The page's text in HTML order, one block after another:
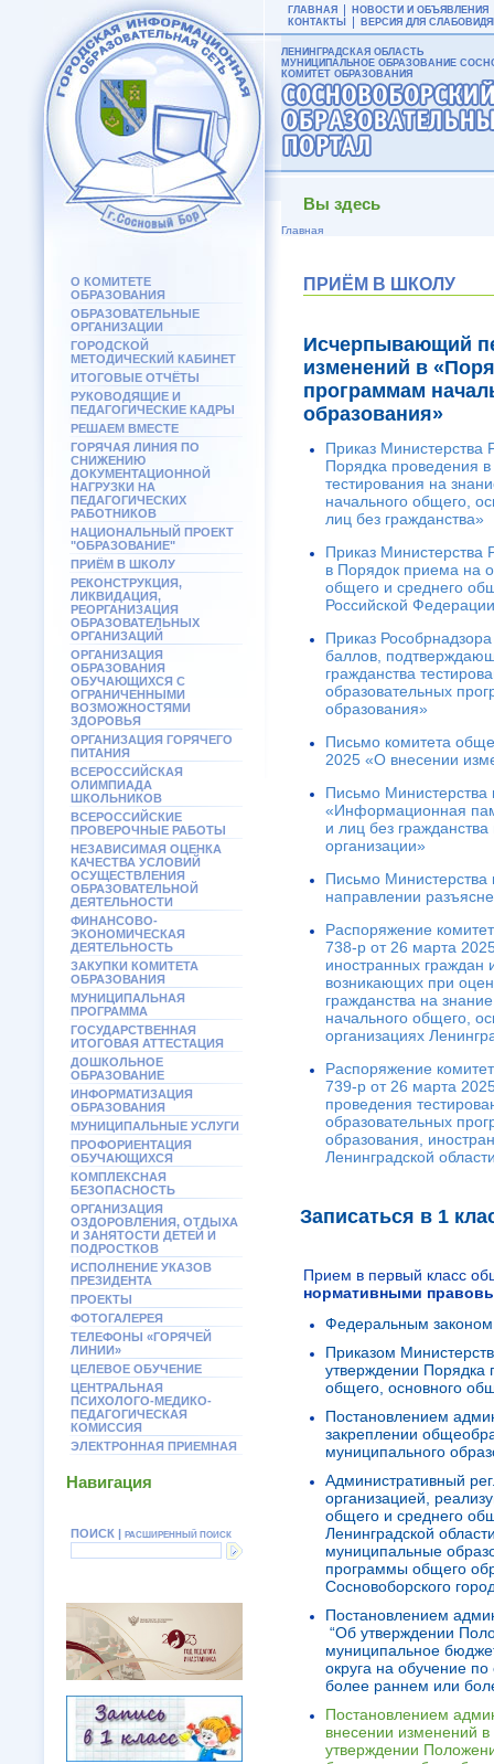
О КОМИТЕТЕ
ОБРАЗОВАНИЯ
ОБРАЗОВАТЕЛЬНЫЕ
ОРГАНИЗАЦИИ
ГОРОДСКОЙ
МЕТОДИЧЕСКИЙ КАБИНЕТ
ИТОГОВЫЕ ОТЧЁТЫ
РУКОВОДЯЩИЕ И
ПЕДАГОГИЧЕСКИЕ КАДРЫ
РЕШАЕМ ВМЕСТЕ
ГОРЯЧАЯ ЛИНИЯ ПО
СНИЖЕНИЮ
ДОКУМЕНТАЦИОННОЙ
НАГРУЗКИ НА
ПЕДАГОГИЧЕСКИХ
РАБОТНИКОВ
НАЦИОНАЛЬНЫЙ ПРОЕКТ
"ОБРАЗОВАНИЕ"
ПРИЁМ В ШКОЛУ
РЕКОНСТРУКЦИЯ,
ЛИКВИДАЦИЯ,
РЕОРГАНИЗАЦИЯ
ОБРАЗОВАТЕЛЬНЫХ
ОРГАНИЗАЦИЙ
ОРГАНИЗАЦИЯ
ОБРАЗОВАНИЯ
ОБУЧАЮЩИХСЯ С
ОГРАНИЧЕННЫМИ
ВОЗМОЖНОСТЯМИ
ЗДОРОВЬЯ
ОРГАНИЗАЦИЯ ГОРЯЧЕГО
ПИТАНИЯ
ВСЕРОССИЙСКАЯ
ОЛИМПИАДА
ШКОЛЬНИКОВ
ВСЕРОССИЙСКИЕ
ПРОВЕРОЧНЫЕ РАБОТЫ
НЕЗАВИСИМАЯ ОЦЕНКА
КАЧЕСТВА УСЛОВИЙ
ОСУЩЕСТВЛЕНИЯ
ОБРАЗОВАТЕЛЬНОЙ
ДЕЯТЕЛЬНОСТИ
ФИНАНСОВО-
ЭКОНОМИЧЕСКАЯ
ДЕЯТЕЛЬНОСТЬ
ЗАКУПКИ КОМИТЕТА
ОБРАЗОВАНИЯ
МУНИЦИПАЛЬНАЯ
ПРОГРАММА
ГОСУДАРСТВЕННАЯ
ИТОГОВАЯ АТТЕСТАЦИЯ
ДОШКОЛЬНОЕ
ОБРАЗОВАНИЕ
ИНФОРМАТИЗАЦИЯ
ОБРАЗОВАНИЯ
МУНИЦИПАЛЬНЫЕ УСЛУГИ
ПРОФОРИЕНТАЦИЯ
ОБУЧАЮЩИХСЯ
КОМПЛЕКСНАЯ
БЕЗОПАСНОСТЬ
ОРГАНИЗАЦИЯ
ОЗДОРОВЛЕНИЯ, ОТДЫХА
И ЗАНЯТОСТИ ДЕТЕЙ И
ПОДРОСТКОВ
ИСПОЛНЕНИЕ УКАЗОВ
ПРЕЗИДЕНТА
ПРОЕКТЫ
ФОТОГАЛЕРЕЯ
ТЕЛЕФОНЫ «ГОРЯЧЕЙ
ЛИНИИ»
ЦЕЛЕВОЕ ОБУЧЕНИЕ
ЦЕНТРАЛЬНАЯ
ПСИХОЛОГО-МЕДИКО-
ПЕДАГОГИЧЕСКАЯ
КОМИССИЯ
ЭЛЕКТРОННАЯ ПРИЕМНАЯ
Навигация
ПОИСК | РАСШИРЕННЫЙ ПОИСК
ГЛАВНАЯ
НОВОСТИ И ОБЪЯВЛЕНИЯ
КОНТАКТЫ
ВЕРСИЯ ДЛЯ
ЛЕНИНГРАДСКАЯ ОБЛАСТЬ
МУНИЦИПАЛЬНОЕ ОБРАЗОВАНИЕ
КОМИТЕТ ОБРАЗОВАНИЯ
Вы здесь
Главная
ПРИЁМ В ШКОЛУ
Исчерпывающий
изменений в
программам
образования»
Приказ Министерства
Порядка проведения
тестирования на
начального общего,
лиц без гражданства»
Приказ
в Порядок приема на
общего и среднего
Российской
Приказ
баллов,
гражданства
образовательных
образования»
Письмо комитета
2025 «О внесении
Письмо
«Информационная
и лиц без
организации»
Письмо
направлении
Распоряжение
738-р от 26 марта
иностранных граждан
возникающих при
гражданства на
начального общего,
организациях
Распоряжение
739-р от 26 марта
проведения
образовательных
образования,
Ленинградской
Записаться в 1
Прием в первый класс
нормативными
Федеральным
Приказом
утверждении Порядка
общего, основного
Постановлением
закреплении
муниципального
Административный
организацией,
общего и среднего
Ленинградской
муниципальные
программы общего
Сосновоборского
Постановлением
“Об утверждении
муниципальное
округа на обучение
более раннем или
Постановлением
внесении изменений
утверждении